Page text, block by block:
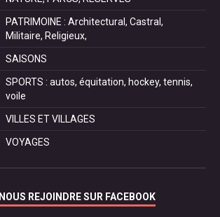
PATRIMOINE : Architectural, Castral,
Militaire, Religieux,
SAISONS
SPORTS : autos, équitation, hockey, tennis,
voile
VILLES ET VILLAGES
VOYAGES
NOUS REJOINDRE SUR FACEBOOK